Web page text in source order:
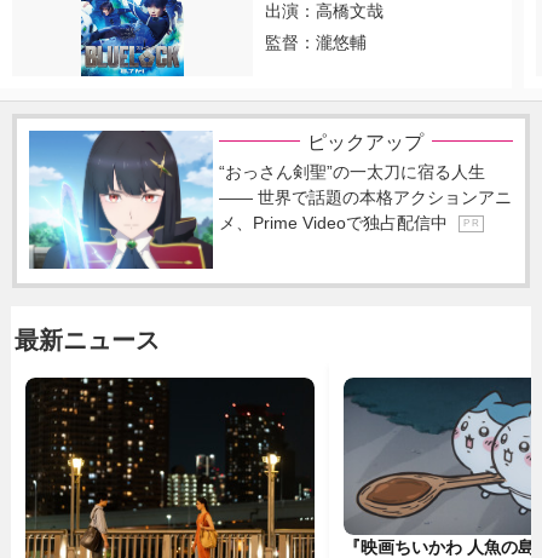
出演：高橋文哉
監督：瀧悠輔
ピックアップ
“おっさん剣聖”の一太刀に宿る人生
―― 世界で話題の本格アクションアニ
メ、Prime Videoで独占配信中
P R
最新ニュース
『映画ちいかわ 人魚の